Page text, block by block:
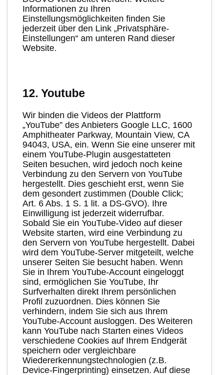
Informationen zu Ihren
Einstellungsmöglichkeiten finden Sie
jederzeit über den Link „Privatsphäre-
Einstellungen“ am unteren Rand dieser
Website.
12. Youtube
Wir binden die Videos der Plattform
„YouTube” des Anbieters Google LLC, 1600
Amphitheater Parkway, Mountain View, CA
94043, USA, ein. Wenn Sie eine unserer mit
einem YouTube-Plugin ausgestatteten
Seiten besuchen, wird jedoch noch keine
Verbindung zu den Servern von YouTube
hergestellt. Dies geschieht erst, wenn Sie
dem gesondert zustimmen (Double Click;
Art. 6 Abs. 1 S. 1 lit. a DS-GVO). Ihre
Einwilligung ist jederzeit widerrufbar.
Sobald Sie ein YouTube-Video auf dieser
Website starten, wird eine Verbindung zu
den Servern von YouTube hergestellt. Dabei
wird dem YouTube-Server mitgeteilt, welche
unserer Seiten Sie besucht haben. Wenn
Sie in Ihrem YouTube-Account eingeloggt
sind, ermöglichen Sie YouTube, Ihr
Surfverhalten direkt Ihrem persönlichen
Profil zuzuordnen. Dies können Sie
verhindern, indem Sie sich aus Ihrem
YouTube-Account ausloggen. Des Weiteren
kann YouTube nach Starten eines Videos
verschiedene Cookies auf Ihrem Endgerät
speichern oder vergleichbare
Wiedererkennungstechnologien (z.B.
Device-Fingerprinting) einsetzen. Auf diese